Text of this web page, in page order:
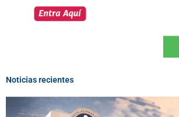
Noticias recientes